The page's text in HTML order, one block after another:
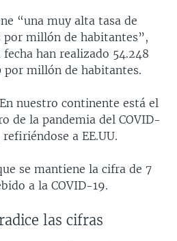
“una muy alta tasa de
por millón de habitantes”,
han realizado 54.248
por millón de habitantes.
nuestro continente está el
de la pandemia del COVID-
a EE.UU.
se mantiene la cifra de 7
a la COVID-19.
las cifras